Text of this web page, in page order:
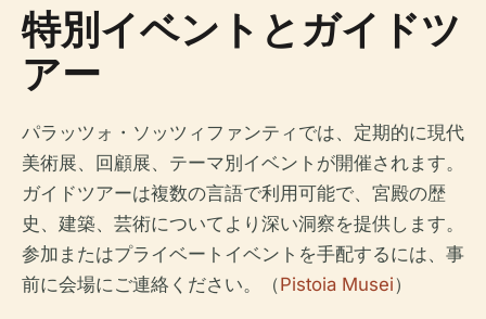
特別イベントとガイドツ
アー
パラッツォ・ソッツィファンティでは、定期的に現代
美術展、回顧展、テーマ別イベントが開催されます。
ガイドツアーは複数の言語で利用可能で、宮殿の歴
史、建築、芸術についてより深い洞察を提供します。
参加またはプライベートイベントを手配するには、事
前に会場にご連絡ください。（Pistoia Musei）